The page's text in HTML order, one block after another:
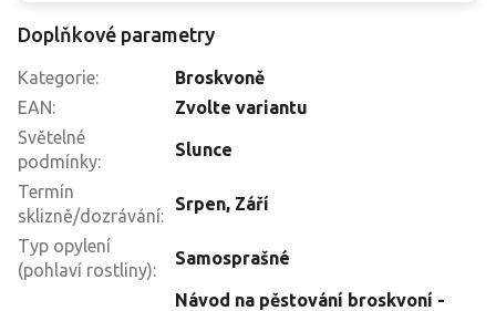
Doplňkové parametry
Kategorie:
Broskvoně
EAN:
Zvolte variantu
Světelné
podmínky:
Slunce
Termín
sklizně/dozrávání:
Srpen, Září
Typ opylení
(pohlaví rostliny):
Samosprašné
Návod na pěstování broskvoní -